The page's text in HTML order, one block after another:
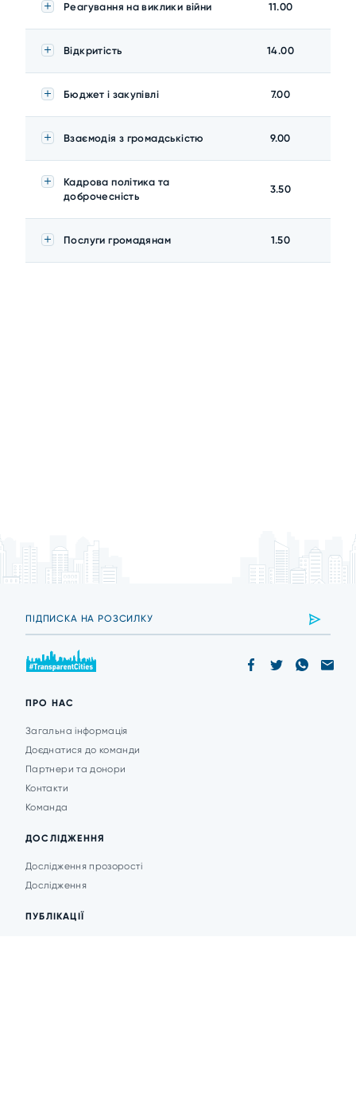
Реагування на виклики війни 11.00
Відкритість 14.00
Бюджет і закупівлі 7.00
Взаємодія з громадськістю 9.00
Кадрова політика та
доброчесність
3.50
Послуги громадянам 1.50
ПРО НАС
Загальна інформація
Доєднатися до команди
Партнери та донори
Контакти
Команда
ДОСЛІДЖЕННЯ
Дослідження прозорості
Дослідження
ПУБЛІКАЦІЇ